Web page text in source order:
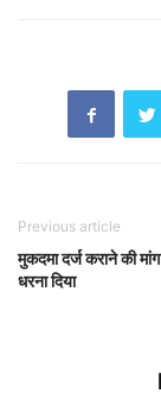
Previous article
मुकदमा दर्ज कराने की
धरना दिया